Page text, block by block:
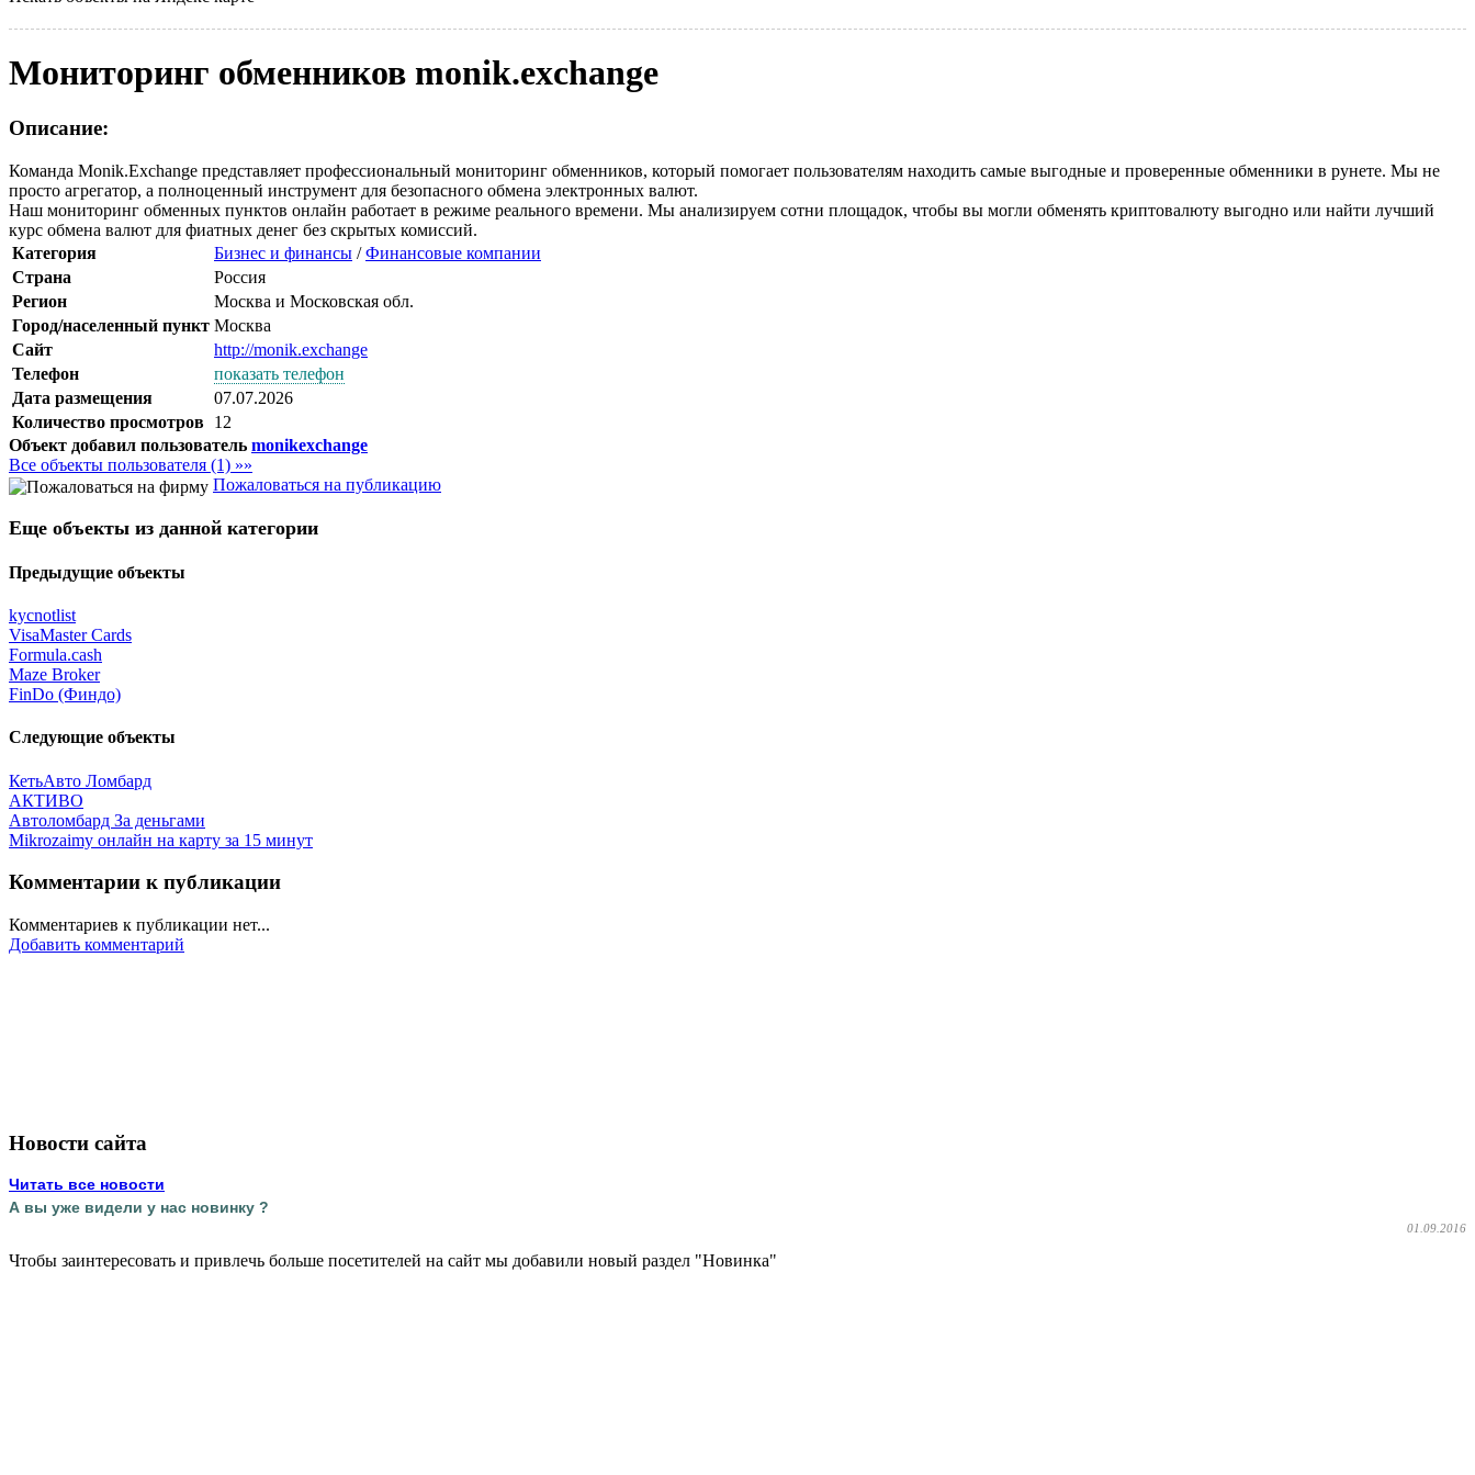
Мониторинг обменников monik.exchange
Описание:
Команда Monik.Exchange представляет профессиональный мониторинг обменников, который помогает пользователям находить самые выгодные и проверенные обменники в рунете. Мы не
просто агрегатор, а полноценный инструмент для безопасного обмена электронных валют.
Наш мониторинг обменных пунктов онлайн работает в режиме реального времени. Мы анализируем сотни площадок, чтобы вы могли обменять криптовалюту выгодно или найти лучший
курс обмена валют для фиатных денег без скрытых комиссий.
Категория
Бизнес и финансы /Финансовые компании
Страна
Россия
Регион
Москва и Московская обл.
Город/населенный пункт Москва
Сайт
http://monik.exchange
Телефон
показать телефон
Дата размещения
07.07.2026
Количество просмотров 12
Объект добавил пользователь monikexchange
Все объекты пользователя (1) »»
Пожаловаться на публикацию
Еще объекты из данной категории
Предыдущие объекты
kycnotlist
VisaMaster Cards
Formula.cash
Maze Broker
FinDo (Финдо)
Следующие объекты
КетьАвто Ломбард
АКТИВО
Автоломбард За деньгами
Mikrozaimy онлайн на карту за 15 минут
Комментарии к публикации
Комментариев к публикации нет...
Добавить комментарий
Новости сайта
Читать все новости
А вы уже видели у нас новинку ?
01.09.2016
Чтобы заинтересовать и привлечь больше посетителей на сайт мы добавили новый раздел "Новинка"